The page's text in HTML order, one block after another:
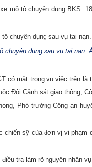
mô tô chuyên dụng BKS:
chuyên dụng sau vụ tai nạn.
có mặt trong vụ việc trên là
Đội Cảnh sát giao thông,
Phó trưởng Công an
chiến sỹ của đơn vị vi phạm
tra làm rõ nguyên nhân